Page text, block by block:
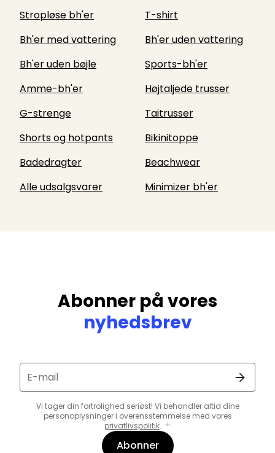
Stropløse bh'er
T-shirt
Bh'er med vattering
Bh'er uden vattering
Bh'er uden bøjle
Sports-bh'er
Amme-bh'er
Højtaljede trusser
G-strenge
Taitrusser
Shorts og hotpants
Bikinitoppe
Badedragter
Beachwear
Alle udsalgsvarer
Minimizer bh'er
Abonner på vores
nyhedsbrev
E-mail
Vi tager din fortrolighed seriøst! Vi behandler altid dine
personoplysninger i overensstemmelse med vores
privatlivspolitik.
Abonner